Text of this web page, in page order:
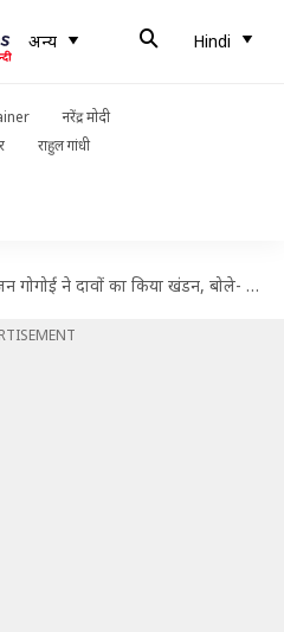
अन्य Hindi
नरेंद्र मोदी
राहुल गांधी
ने दावों का किया खंडन, बोले- मैं भाजपा का मुख्यमंत्री पद का उम्मीदवार नहीं